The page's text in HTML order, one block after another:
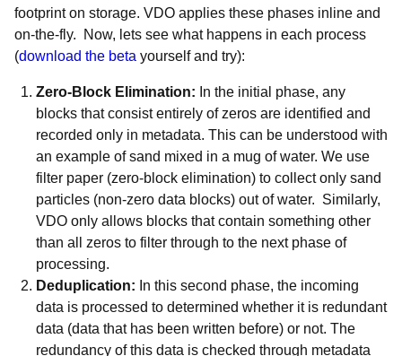
footprint on storage. VDO applies these phases inline and
on-the-fly. Now, lets see what happens in each process
(download the beta yourself and try):
Zero-Block Elimination: In the initial phase, any
blocks that consist entirely of zeros are identified and
recorded only in metadata. This can be understood with
an example of sand mixed in a mug of water. We use
filter paper (zero-block elimination) to collect only sand
particles (non-zero data blocks) out of water. Similarly,
VDO only allows blocks that contain something other
than all zeros to filter through to the next phase of
processing.
Deduplication: In this second phase, the incoming
data is processed to determined whether it is redundant
data (data that has been written before) or not. The
redundancy of this data is checked through metadata